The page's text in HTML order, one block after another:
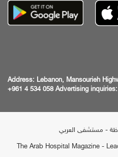
Address: Lebanon, Mansourieh
+961 4 534 058 Advertising inquiries:
- مستشفى العربي
The Arab Hospital Magazine -